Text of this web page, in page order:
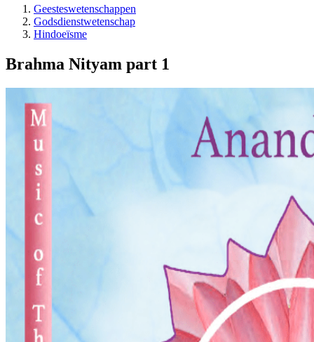
Geesteswetenschappen
Godsdienstwetenschap
Hindoeïsme
Brahma Nityam part 1